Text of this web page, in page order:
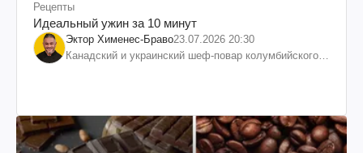
Рецепты
Идеальный ужин за 10 минут
Эктор Хименес-Браво23.07.2026 20:30
Канадский и украинский шеф-повар колумбийского